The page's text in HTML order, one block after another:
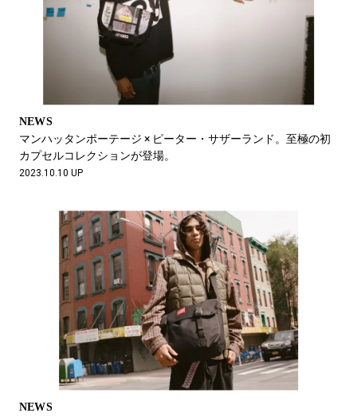
NEWS
マンハッタンポーテージ × ピーター・サザーランド。至極の初
カプセルコレクションが登場。
2023.10.10 UP
NEWS